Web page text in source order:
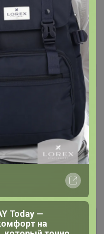
информация
Today —
на